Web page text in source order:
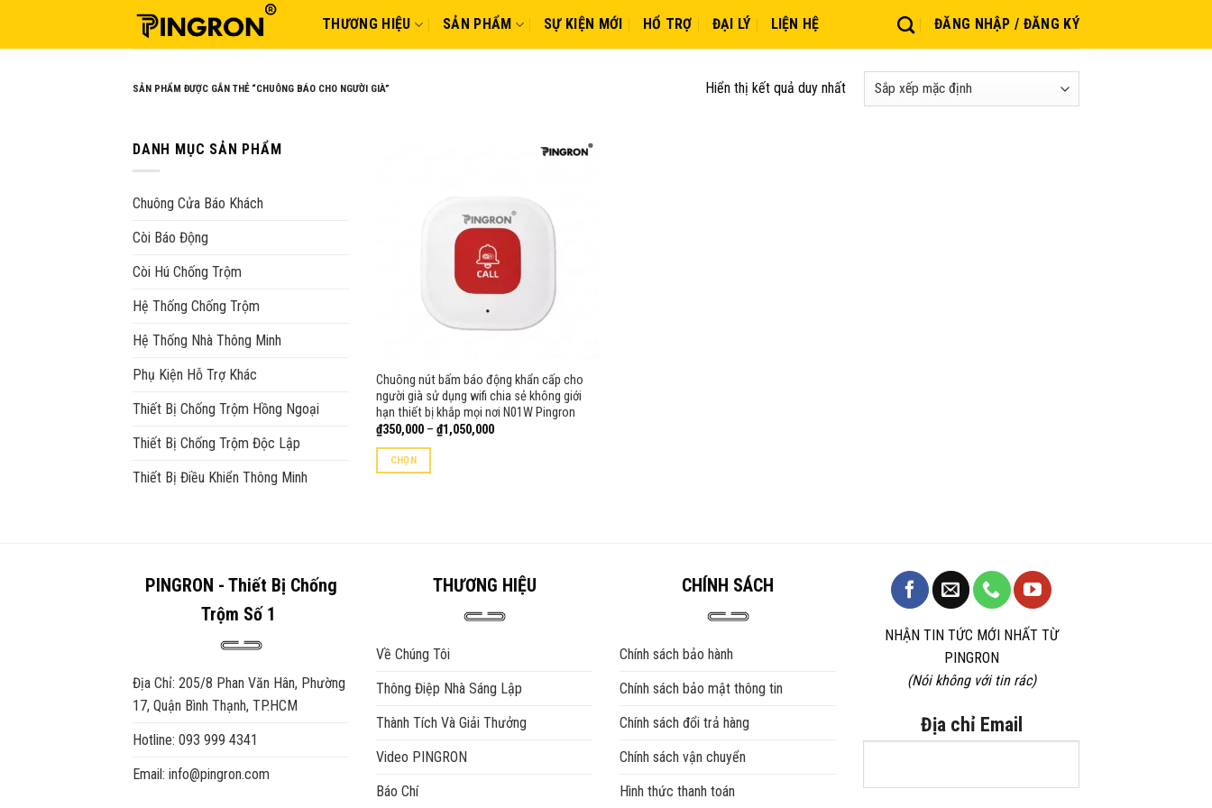
THƯƠNG HIỆU SẢN PHẨM SỰ KIỆN MỚI HỔ TRỢ ĐẠI LÝ LIỆN HỆ ĐĂNG NHẬP / ĐĂNG KÝ
SẢN PHẨM ĐƯỢC GẮN THẺ “CHUÔNG BÁO CHO NGƯỜI GIÀ” Hiển thị kết quả duy nhất
DANH MỤC SẢN PHẨM
Chuông Cửa Báo Khách
Còi Báo Động
Còi Hú Chống Trộm
Hệ Thống Chống Trộm
Hệ Thống Nhà Thông Minh
Phụ Kiện Hỗ Trợ Khác
Thiết Bị Chống Trộm Hồng Ngoại
Thiết Bị Chống Trộm Độc Lập
Thiết Bị Điều Khiển Thông Minh
Chuông nút bấm báo động khẩn cấp cho
người già sử dụng wifi chia sẻ không giới
hạn thiết bị khắp mọi nơi N01W Pingron
₫350,000 – ₫1,050,000Khoảng
CHỌN
tùy
có
được
chọn
trang
PINGRON - Thiết Bị Chống
Trộm Số 1
Địa Chỉ: 205/8 Phan Văn Hân, Phường
17, Quận Bình Thạnh, TP.HCM
Hotline: 093 999 4341
Email: info@pingron.com
THƯƠNG HIỆU
Về Chúng Tôi
Thông Điệp Nhà Sáng Lập
Thành Tích Và Giải Thưởng
Video PINGRON
Báo Chí
CHÍNH SÁCH
Chính sách bảo hành
Chính sách bảo mật thông tin
Chính sách đổi trả hàng
Chính sách vận chuyển
Hình thức thanh toán
NHẬN TIN TỨC MỚI NHẤT TỪ
PINGRON
(Nói không với tin rác)
Địa chỉ Email